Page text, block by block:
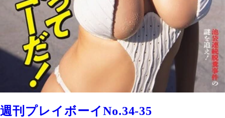
週刊プレイボーイNo.34-35